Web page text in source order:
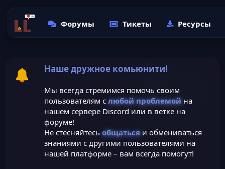
Форумы Тикеты Ресурсы
Наше дружное комьюнити!
Мы всегда стремимся помочь своим
пользователям с любой проблемойна
нашем сервере Discord или в ветке на
форуме!
Не стесняйтесь общатьсяи обмениваться
знаниями с другими пользователями на
нашей платформе – вам всегда помогут!